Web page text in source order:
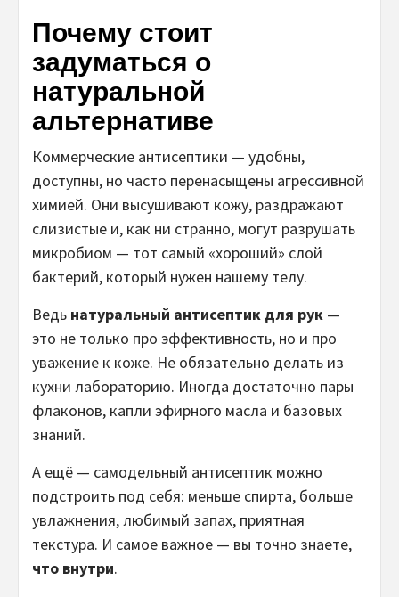
Почему стоит
задуматься о
натуральной
альтернативе
Коммерческие антисептики — удобны,
доступны, но часто перенасыщены агрессивной
химией. Они высушивают кожу, раздражают
слизистые и, как ни странно, могут разрушать
микробиом — тот самый «хороший» слой
бактерий, который нужен нашему телу.
Ведь натуральный антисептик для рук —
это не только про эффективность, но и про
уважение к коже. Не обязательно делать из
кухни лабораторию. Иногда достаточно пары
флаконов, капли эфирного масла и базовых
знаний.
А ещё — самодельный антисептик можно
подстроить под себя: меньше спирта, больше
увлажнения, любимый запах, приятная
текстура. И самое важное — вы точно знаете,
что внутри.